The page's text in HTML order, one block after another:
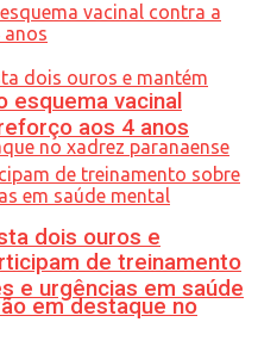
dois ouros e
em destaque no
esquema vacinal
aos 4 anos
de treinamento
e urgências em saúde